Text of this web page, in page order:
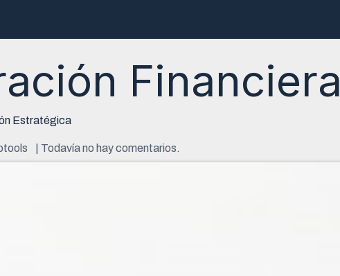
Financiera
Estratégica
| Todavía no hay comentarios.